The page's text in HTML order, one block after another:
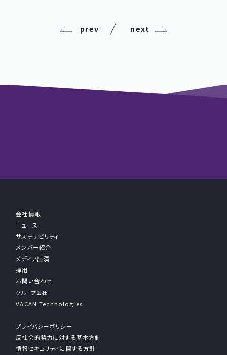
prev next
会社情報
ニュース
サステナビリティ
メンバー紹介
メディア出演
採用
お問い合わせ
グループ会社
VACAN Technologies
プライバシーポリシー
反社会的勢力に対する基本方針
情報セキュリティに関する方針